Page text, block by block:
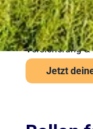
Kein
festes
Auch bei
Versicherung
Jetzt